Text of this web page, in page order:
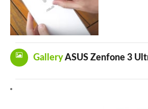
GalleryASUS Zenfone 3